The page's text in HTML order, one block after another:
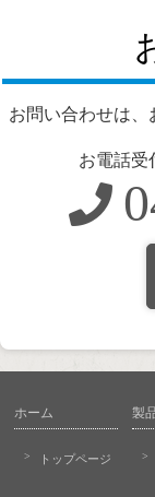
お問い合わせは
お電話受
ホーム
トップページ
製